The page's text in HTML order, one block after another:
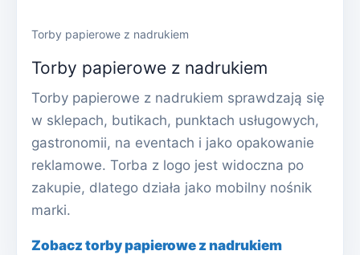
Torby papierowe z nadrukiem
Torby papierowe z nadrukiem
Torby papierowe z nadrukiem sprawdzają się
w sklepach, butikach, punktach usługowych,
gastronomii, na eventach i jako opakowanie
reklamowe. Torba z logo jest widoczna po
zakupie, dlatego działa jako mobilny nośnik
marki.
Zobacz torby papierowe z nadrukiem